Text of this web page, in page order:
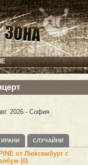
2026 - София
СЛУЧАЙНИ
от Люксембург с
(0)